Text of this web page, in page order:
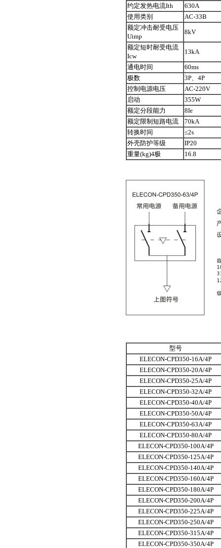
约定发热电流Ith
630A
使用类别
AC-33B
额定冲击耐受电压
Uimp
8kV
额定短时耐受电流
Icw
13kA
通电时间
60ms
极数
3P、4P
控制电源电压
AC-220V
启动
355W
额定分段能力
8Ie
额定限制短路电流
70kA
转换时间
≤2s
外壳防护等级
IP20
重量(kg)4极
16.8
型号
ELECON-CPD350-16A/4P
ELECON-CPD350-20A/4P
ELECON-CPD350-25A/4P
ELECON-CPD350-32A/4P
ELECON-CPD350-40A/4P
ELECON-CPD350-50A/4P
ELECON-CPD350-63A/4P
ELECON-CPD350-80A/4P
ELECON-CPD350-100A/4P
ELECON-CPD350-125A/4P
ELECON-CPD350-140A/4P
ELECON-CPD350-160A/4P
ELECON-CPD350-180A/4P
ELECON-CPD350-200A/4P
ELECON-CPD350-225A/4P
ELECON-CPD350-250A/4P
ELECON-CPD350-315A/4P
ELECON-CPD350-350A/4P